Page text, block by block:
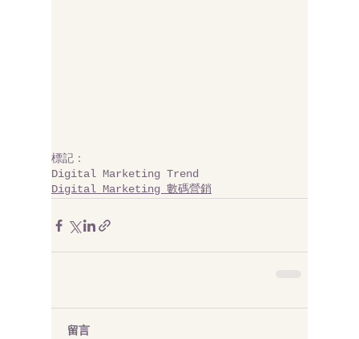
標記：
Digital Marketing Trend
Digital Marketing 數碼營銷
留言